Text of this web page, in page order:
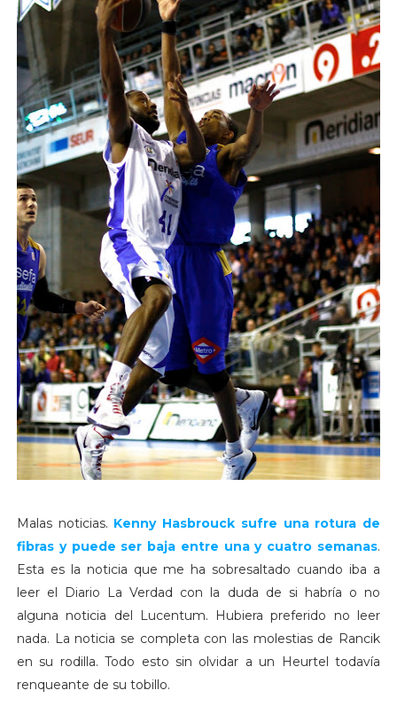
Malas noticias. Kenny Hasbrouck sufre una rotura de
fibras y puede ser baja entre una y cuatro semanas.
Esta es la noticia que me ha sobresaltado cuando iba a
leer el Diario La Verdad con la duda de si habría o no
alguna noticia del Lucentum. Hubiera preferido no leer
nada. La noticia se completa con las molestias de Rancik
en su rodilla. Todo esto sin olvidar a un Heurtel todavía
renqueante de su tobillo.